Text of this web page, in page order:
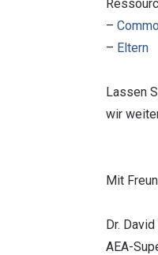
–
– Eltern
Lassen
wir
Mit
Dr.
AEA-